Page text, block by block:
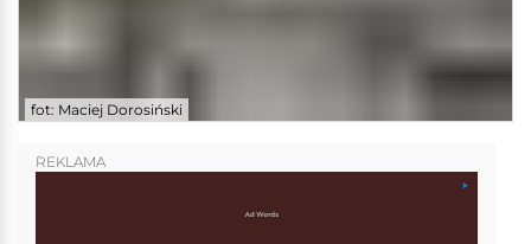
fot: Maciej Dorosiński
REKLAMA